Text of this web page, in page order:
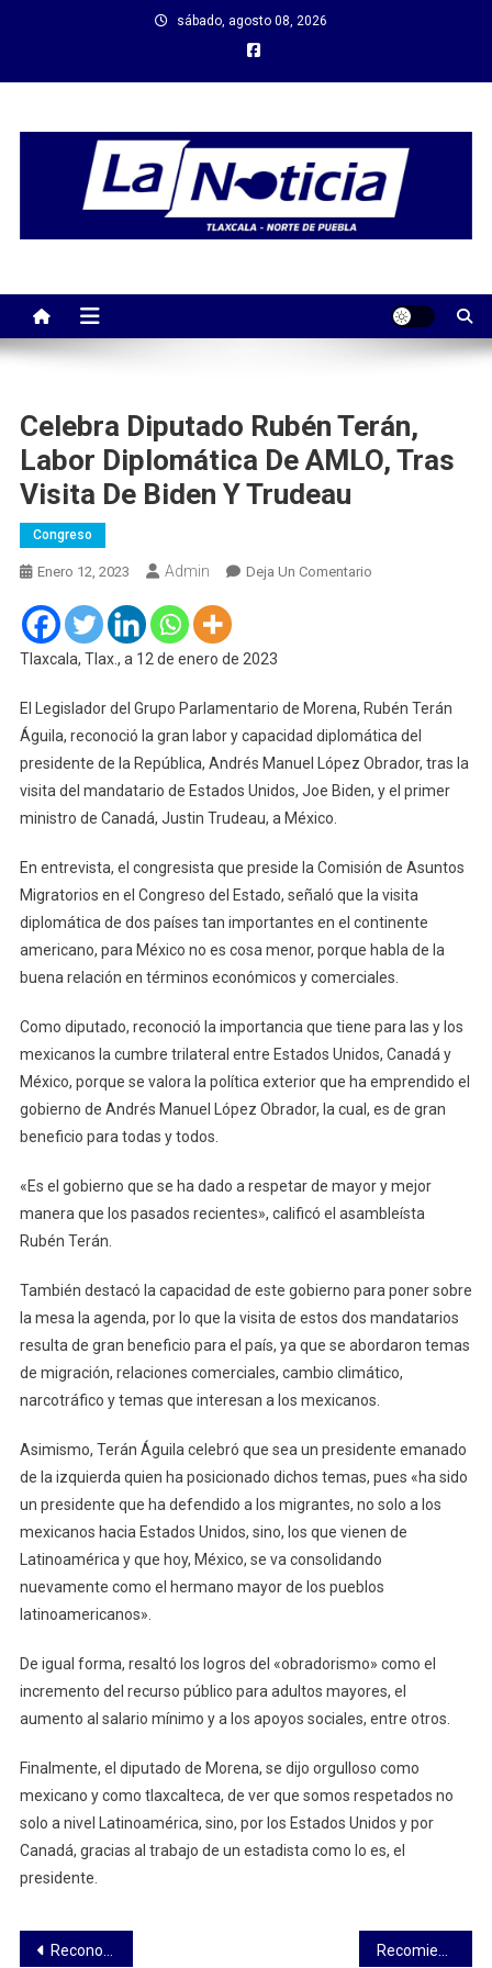
sábado, agosto 08, 2026
Celebra Diputado Rubén Terán,
Labor Diplomática De AMLO, Tras
Visita De Biden Y Trudeau
Congreso
Enero 12, 2023 Admin Deja Un ComentarioEn
AMLO,
Tras
Biden
Y
Trudeau
Tlaxcala, Tlax., a 12 de enero de 2023
El Legislador del Grupo Parlamentario de Morena, Rubén Terán
Águila, reconoció la gran labor y capacidad diplomática del
presidente de la República, Andrés Manuel López Obrador, tras la
visita del mandatario de Estados Unidos, Joe Biden, y el primer
ministro de Canadá, Justin Trudeau, a México.
En entrevista, el congresista que preside la Comisión de Asuntos
Migratorios en el Congreso del Estado, señaló que la visita
diplomática de dos países tan importantes en el continente
americano, para México no es cosa menor, porque habla de la
buena relación en términos económicos y comerciales.
Como diputado, reconoció la importancia que tiene para las y los
mexicanos la cumbre trilateral entre Estados Unidos, Canadá y
México, porque se valora la política exterior que ha emprendido el
gobierno de Andrés Manuel López Obrador, la cual, es de gran
beneficio para todas y todos.
«Es el gobierno que se ha dado a respetar de mayor y mejor
manera que los pasados recientes», calificó el asambleísta
Rubén Terán.
También destacó la capacidad de este gobierno para poner sobre
la mesa la agenda, por lo que la visita de estos dos mandatarios
resulta de gran beneficio para el país, ya que se abordaron temas
de migración, relaciones comerciales, cambio climático,
narcotráfico y temas que interesan a los mexicanos.
Asimismo, Terán Águila celebró que sea un presidente emanado
de la izquierda quien ha posicionado dichos temas, pues «ha sido
un presidente que ha defendido a los migrantes, no solo a los
mexicanos hacia Estados Unidos, sino, los que vienen de
Latinoamérica y que hoy, México, se va consolidando
nuevamente como el hermano mayor de los pueblos
latinoamericanos».
De igual forma, resaltó los logros del «obradorismo» como el
incremento del recurso público para adultos mayores, el
aumento al salario mínimo y a los apoyos sociales, entre otros.
Finalmente, el diputado de Morena, se dijo orgulloso como
mexicano y como tlaxcalteca, de ver que somos respetados no
solo a nivel Latinoamérica, sino, por los Estados Unidos y por
Canadá, gracias al trabajo de un estadista como lo es, el
presidente.
Navegación
Reconoce UATx a catedráticos por su habilitación académica Recomienda protección civil de Huamantla mantener medidas preventivas por frentes fríos